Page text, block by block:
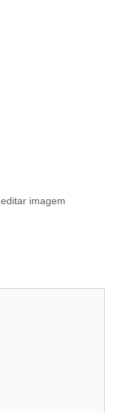
,editar imagem